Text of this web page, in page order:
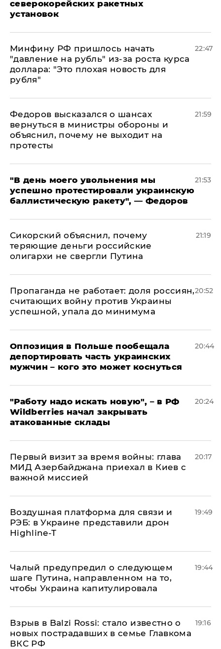
северокорейских ракетных
установок
Минфину РФ пришлось начать
"давление на рубль" из-за роста курса
доллара: "Это плохая новость для
рубля"
22:47
Федоров высказался о шансах
вернуться в министры обороны и
объяснил, почему не выходит на
протесты
21:59
​"В день моего увольнения мы
успешно протестировали украинскую
баллистическую ракету", — Федоров
21:53
Сикорский объяснил, почему
теряющие деньги российские
олигархи не свергли Путина
21:19
​Пропаганда не работает: доля россиян,
считающих войну против Украины
успешной, упала до минимума
20:52
Оппозиция в Польше пообещала
депортировать часть украинских
мужчин – кого это может коснуться
20:44
"Работу надо искать новую", – в РФ
Wildberries начал закрывать
атакованные склады
20:24
Первый визит за время войны: глава
МИД Азербайджана приехал в Киев с
важной миссией
20:17
Воздушная платформа для связи и
РЭБ: в Украине представили дрон
Highline-T
19:49
Чалый предупредил о следующем
шаге Путина, направленном на то,
чтобы Украина капитулировала
19:44
Взрыв в Balzi Rossi: стало известно о
новых пострадавших в семье Главкома
ВКС РФ
19:16